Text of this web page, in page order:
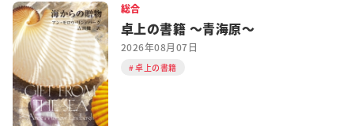
総合
卓上の書籍 ～青海原～
2026年08月07日
卓上の書籍